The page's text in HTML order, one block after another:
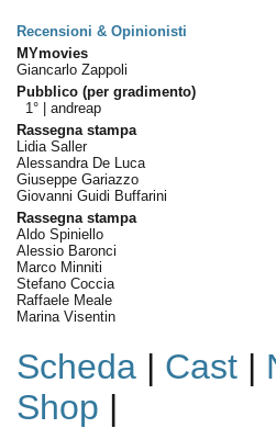
Recensioni & Opinionisti
MYmovies
Giancarlo Zappoli
Pubblico (per gradimento)
1° | andreap
Rassegna stampa
Lidia Saller
Alessandra De Luca
Giuseppe Gariazzo
Giovanni Guidi Buffarini
Rassegna stampa
Aldo Spiniello
Alessio Baronci
Marco Minniti
Stefano Coccia
Raffaele Meale
Marina Visentin
Scheda| Cast|
Shop |